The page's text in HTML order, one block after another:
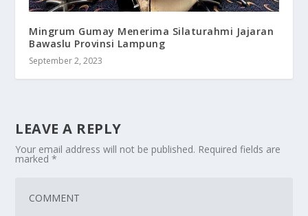
Mingrum Gumay Menerima Silaturahmi Jajaran
Bawaslu Provinsi Lampung
September 2, 2023
LEAVE A REPLY
Your email address will not be published. Required fields are
marked*